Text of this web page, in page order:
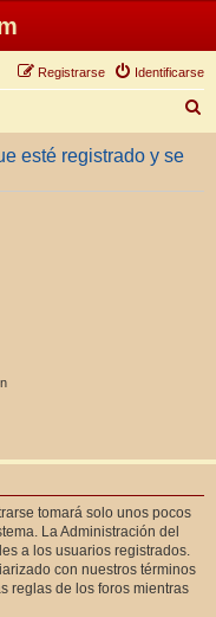
Identificarse
Registrarse
u
c
esté registrado y se
tomará solo unos pocos
La Administración del
a los usuarios registrados.
con nuestros términos
reglas de los foros mientras